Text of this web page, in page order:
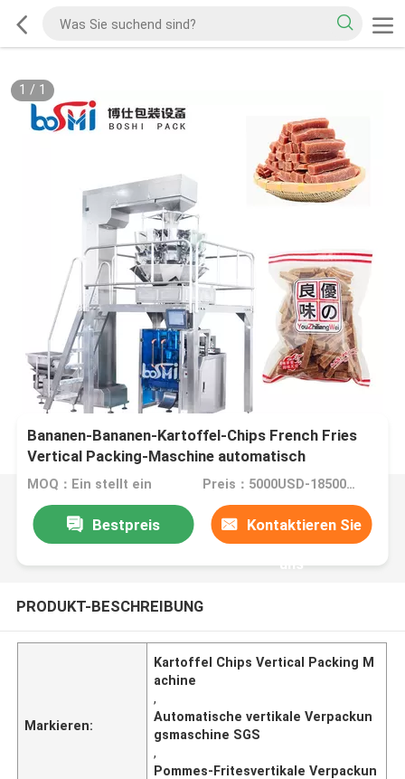
1 / 1
Bananen-Bananen-Kartoffel-Chips French Fries
Vertical Packing-Maschine automatisch
MOQ：Ein stellt ein Preis：5000USD-18500USD per set
Bestpreis Kontaktieren Sie
uns
PRODUKT-BESCHREIBUNG
Markieren:
Kartoffel Chips Vertical Packing M
achine
,
Automatische vertikale Verpackun
gsmaschine SGS
,
Pommes-Fritesvertikale Verpackun